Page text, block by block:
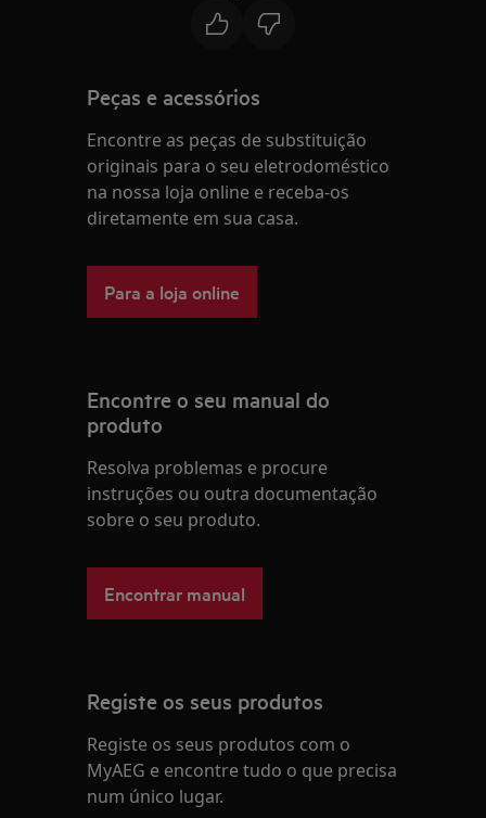
Peças e acessórios
Encontre as peças de substituição
originais para o seu eletrodoméstico
na nossa loja online e receba-os
diretamente em sua casa.
Para a loja online
Encontre o seu manual do
produto
Resolva problemas e procure
instruções ou outra documentação
sobre o seu produto.
Encontrar manual
Registe os seus produtos
Registe os seus produtos com o
MyAEG e encontre tudo o que precisa
num único lugar.